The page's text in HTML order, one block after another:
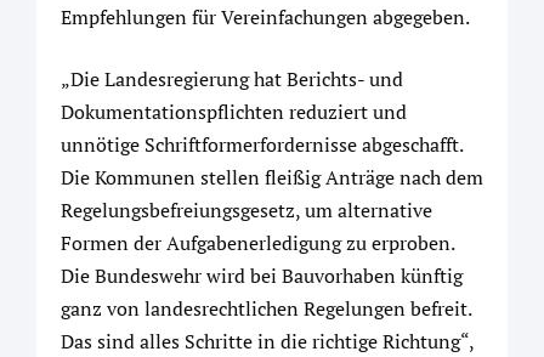
Empfehlungen für Vereinfachungen abgegeben.
„Die Landesregierung hat Berichts- und
Dokumentationspflichten reduziert und
unnötige Schriftformerfordernisse abgeschafft.
Die Kommunen stellen fleißig Anträge nach dem
Regelungsbefreiungsgesetz, um alternative
Formen der Aufgabenerledigung zu erproben.
Die Bundeswehr wird bei Bauvorhaben künftig
ganz von landesrechtlichen Regelungen befreit.
Das sind alles Schritte in die richtige Richtung“,